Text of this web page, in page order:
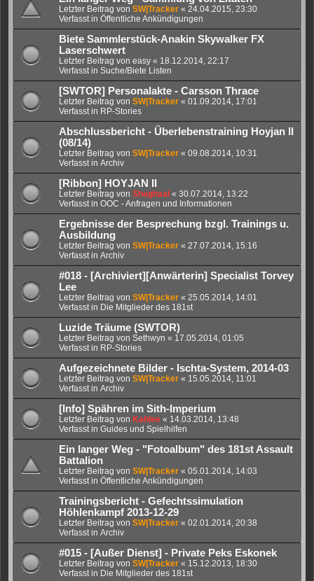
Letzter Beitrag von SW|Tracker « 24.04.2015, 23:30
Verfasst in Öffentliche Ankündigungen
Biete Sammlerstück-Anakin Skywalker FX
Laserschwert
Letzter Beitrag von easy « 18.12.2014, 22:17
Verfasst in Suche/Biete Listen
[SWTOR] Personalakte - Carsson Thrace
Letzter Beitrag von SW|Tracker « 01.09.2014, 17:01
Verfasst in RP-Stories
Abschlussbericht - Überlebenstraining Hoyjan II
(08/14)
Letzter Beitrag von SW|Tracker « 09.08.2014, 10:31
Verfasst in Archiv
[Ribbon] HOYJAN II
Letzter Beitrag von Shaghaal « 30.07.2014, 13:22
Verfasst in OOC - Anfragen und Informationen
Ergebnisse der Besprechung bzgl. Trainings u.
Ausbildung
Letzter Beitrag von SW|Tracker « 27.07.2014, 15:16
Verfasst in Archiv
#018 - [Archiviert][Anwärterin] Specialist Torvey
Lee
Letzter Beitrag von SW|Tracker « 25.05.2014, 14:01
Verfasst in Die Mitglieder des 181st
Luzide Träume (SWTOR)
Letzter Beitrag von Sethwyn « 17.05.2014, 01:05
Verfasst in RP-Stories
Aufgezeichnete Bilder - Ischta-System, 2014-03
Letzter Beitrag von SW|Tracker « 15.05.2014, 11:01
Verfasst in Archiv
[Info] Spähren im Sith-Imperium
Letzter Beitrag von Kahlee « 14.03.2014, 13:48
Verfasst in Guides und Spielhilfen
Ein langer Weg - "Fotoalbum" des 181st Assault
Battalion
Letzter Beitrag von SW|Tracker « 05.01.2014, 14:03
Verfasst in Öffentliche Ankündigungen
Trainingsbericht - Gefechtssimulation
Höhlenkampf 2013-12-29
Letzter Beitrag von SW|Tracker « 02.01.2014, 20:38
Verfasst in Archiv
#015 - [Außer Dienst] - Private Peks Eskonek
Letzter Beitrag von SW|Tracker « 15.12.2013, 18:30
Verfasst in Die Mitglieder des 181st